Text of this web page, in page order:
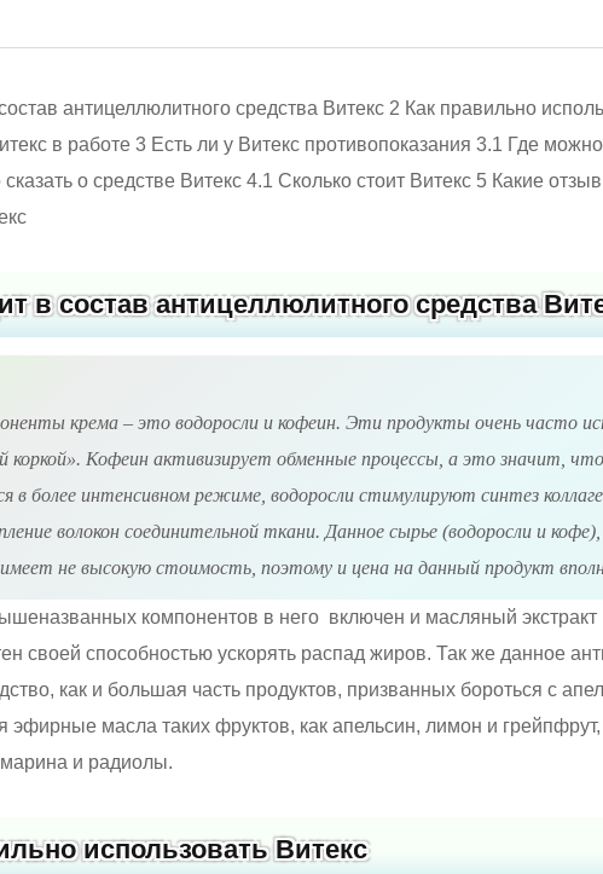
антицеллюлитного средства Витекс 2 Как правильно
в работе 3 Есть ли у Витекс противопоказания 3.1 Где
о средстве Витекс 4.1 Сколько стоит Витекс 5 Какие
в состав антицеллюлитного средства
крема – это водоросли и кофеин. Эти продукты очень часто
коркой». Кофеин активизирует обменные процессы, а это значит,
в более интенсивном режиме, водоросли стимулируют синтез
волокон соединительной ткани. Данное сырье (водоросли и кофе),
не высокую стоимость, поэтому и цена на данный продукт
компонентов в него включен и масляный экстракт
своей способностью ускорять распад жиров. Так же данное
как и большая часть продуктов, призванных бороться с
эфирные масла таких фруктов, как апельсин, лимон и
и радиолы.
использовать Витекс